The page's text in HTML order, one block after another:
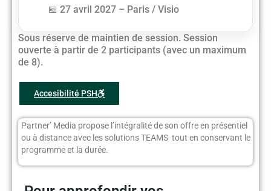
27 avril 2027 – Paris / Visio
Sous réserve de maintien de session. Session
ouverte à partir de 2 participants (avec un maximum
de 8).
Accesibilité PSH
Partner’ Media propose l’intégralité de son offre en présentiel
ou à distance avec les solutions TEAMS tout en conservant le
programme et la durée.